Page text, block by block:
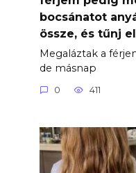
bocsánatot
össze, és tűnj
Megaláztak a
de másnap
0 411